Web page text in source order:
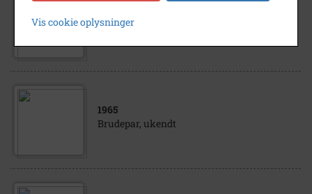
Ukendt Mand
1965
Brudepar, ukendt
Vis cookie oplysninger